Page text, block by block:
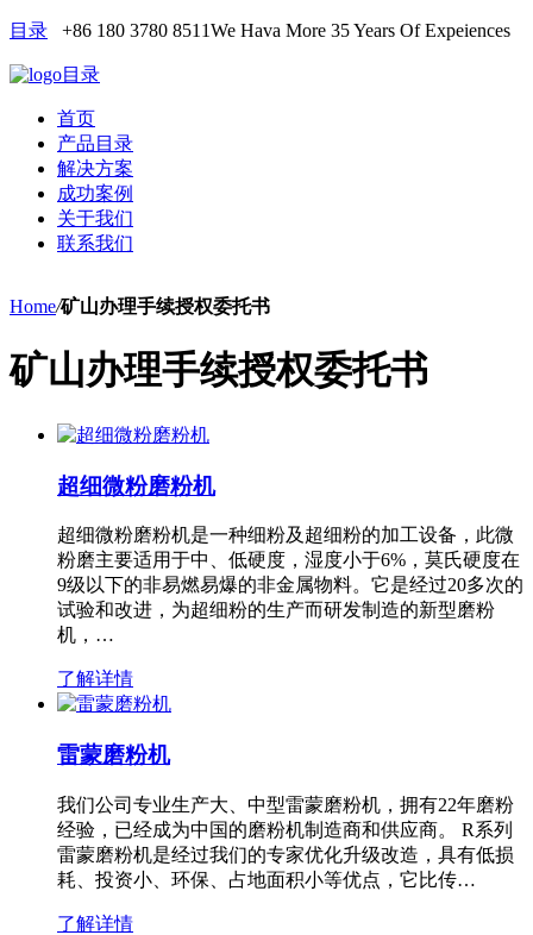
目录 +86 180 3780 8511We Hava More 35 Years Of Expeiences
目录
首页
产品目录
解决方案
成功案例
关于我们
联系我们
Home/矿山办理手续授权委托书
矿山办理手续授权委托书
超细微粉磨粉机
超细微粉磨粉机是一种细粉及超细粉的加工设备，此微
粉磨主要适用于中、低硬度，湿度小于6%，莫氏硬度在
9级以下的非易燃易爆的非金属物料。它是经过20多次的
试验和改进，为超细粉的生产而研发制造的新型磨粉
机，…
了解详情
雷蒙磨粉机
我们公司专业生产大、中型雷蒙磨粉机，拥有22年磨粉
经验，已经成为中国的磨粉机制造商和供应商。 R系列
雷蒙磨粉机是经过我们的专家优化升级改造，具有低损
耗、投资小、环保、占地面积小等优点，它比传…
了解详情